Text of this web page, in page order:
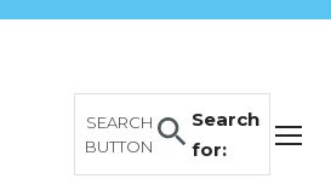
Search
for:
SEARCH
BUTTON